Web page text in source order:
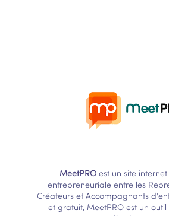
MeetPRO est un site
entrepreneuriale entre les
Créateurs et Accompagnants
et gratuit, MeetPRO est un